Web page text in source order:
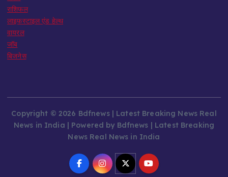
राशिफल
लाइफस्टाइल एंड हेल्थ
वायरल
जॉब
बिजनेस
Copyright © 2026 Bdfnews | Latest Breaking News Real
News in India | Powered by Bdfnews | Latest Breaking
News Real News in India